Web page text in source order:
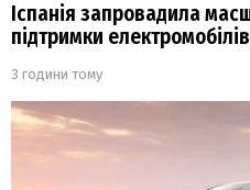
Іспанія запровадила
підтримки
3 години тому